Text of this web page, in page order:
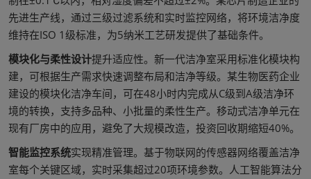
先进生产线，通过三级过滤系统和实时监控网络，将环境洁净度
维持在ISO 1级标准，为5纳米工艺研发提供了基础条件。
模块化与柔性设计提升适应性。新一代洁净室采用标准化模块构
建，可根据生产需求快速调整布局和洁净等级。某生物医药企业
建设的模块化洁净车间，可在48小时内完成从C级到A级洁净环
境的转换，支持多品种、小批量的柔性生产。移动式洁净单元在
现有厂房中的应用，避免了大规模改造，投资回收期缩短40%。
智能监控系统实现精准管理。基于物联网的传感器网络覆盖洁净
室每个关键区域，实时采集超过20项环境参数。人工智能算法分